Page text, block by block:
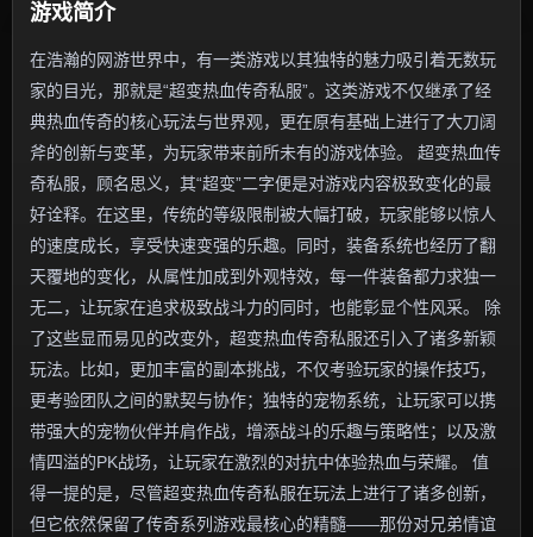
游戏简介
在浩瀚的网游世界中，有一类游戏以其独特的魅力吸引着无数玩
家的目光，那就是“超变热血传奇私服”。这类游戏不仅继承了经
典热血传奇的核心玩法与世界观，更在原有基础上进行了大刀阔
斧的创新与变革，为玩家带来前所未有的游戏体验。 超变热血传
奇私服，顾名思义，其“超变”二字便是对游戏内容极致变化的最
好诠释。在这里，传统的等级限制被大幅打破，玩家能够以惊人
的速度成长，享受快速变强的乐趣。同时，装备系统也经历了翻
天覆地的变化，从属性加成到外观特效，每一件装备都力求独一
无二，让玩家在追求极致战斗力的同时，也能彰显个性风采。 除
了这些显而易见的改变外，超变热血传奇私服还引入了诸多新颖
玩法。比如，更加丰富的副本挑战，不仅考验玩家的操作技巧，
更考验团队之间的默契与协作；独特的宠物系统，让玩家可以携
带强大的宠物伙伴并肩作战，增添战斗的乐趣与策略性；以及激
情四溢的PK战场，让玩家在激烈的对抗中体验热血与荣耀。 值
得一提的是，尽管超变热血传奇私服在玩法上进行了诸多创新，
但它依然保留了传奇系列游戏最核心的精髓——那份对兄弟情谊